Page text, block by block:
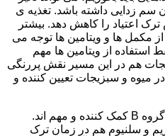
سم زدایی داشته باشد. تغذیه ی
اعتیاد را کاهش دهد. بیشتر
از مکمل ها و ویتامین ها توجه می
استفاده از ویتامین ها مهم
هم در این مسیر نقش پررنگی
میوه و سبزیجات تعیین کننده و
از میان ویتامین ها، ویتامین های گروه B کمک کننده و مهم اند.
و سلنیوم هم در زمان ترک